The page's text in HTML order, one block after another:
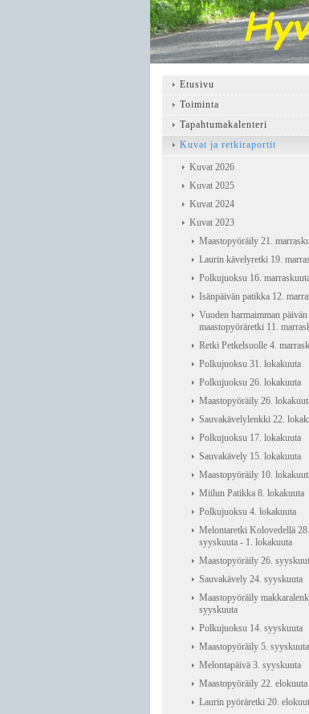
Etusivu
Toiminta
Tapahtumakalenteri
Kuvat ja retkiraportit
Kuvat 2026
Kuvat 2025
Kuvat 2024
Kuvat 2023
Maastopyöräily 21.
Laurin kävelyretki 19.
Polkujuoksu 16.
Isänpäivän patikka 12.
Vuoden harmaimman päivän
maastopyöräretki 11.
Retki Petkelsuolle 4.
Polkujuoksu 31. lokakuuta
Polkujuoksu 26. lokakuuta
Maastopyöräily 26.
Sauvakävelylenkki 22.
Polkujuoksu 17. lokakuuta
Sauvakävely 15. lokakuuta
Maastopyöräily 10.
Miilun Patikka 8. lokakuuta
Polkujuoksu 4. lokakuuta
Melontaretki Kolovedellä 28.
syyskuuta - 1. lokakuuta
Maastopyöräily 26.
Sauvakävely 24. syyskuuta
Maastopyöräily
syyskuuta
Polkujuoksu 14. syyskuuta
Maastopyöräily 5. syyskuuta
Melontapäivä 3. syyskuuta
Maastopyöräily 22. elokuuta
Laurin pyöräretki 20.